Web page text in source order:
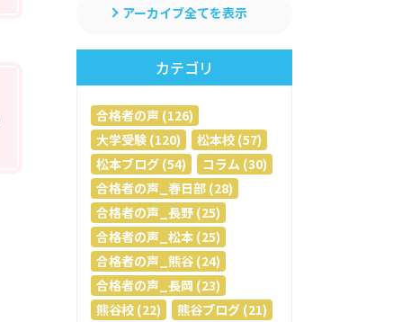
アーカイブ全てを表示
カテゴリ
合格者の声 (126)
大学受験 (120)
松本校 (57)
松本ブログ (54)
コラム (30)
合格者の声_春日部 (28)
合格者の声_長野 (25)
合格者の声_松本 (25)
合格者の声_熊谷 (24)
合格者の声_長岡 (23)
熊谷校 (22)
熊谷ブログ (21)